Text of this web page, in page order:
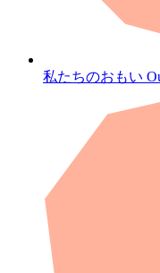
私たちのおもい